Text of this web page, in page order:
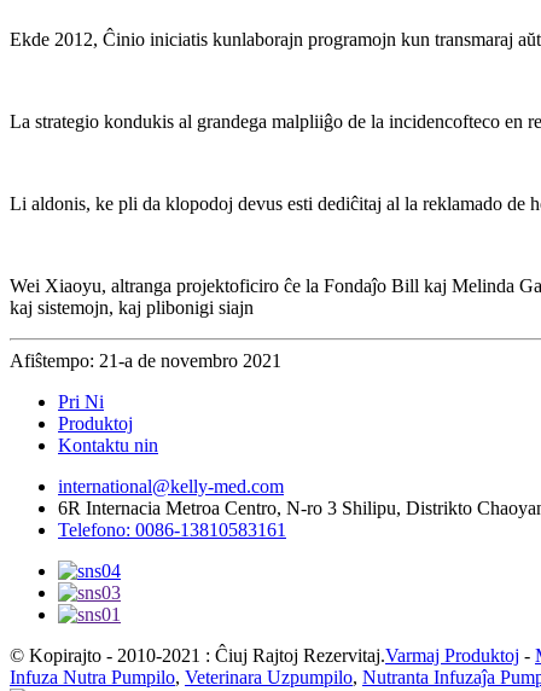
Ekde 2012, Ĉinio iniciatis kunlaborajn programojn kun transmaraj
La strategio kondukis al grandega malpliiĝo de la incidencofteco en
Li aldonis, ke pli da klopodoj devus esti dediĉitaj al la reklamado
Wei Xiaoyu, altranga projektoficiro ĉe la Fondaĵo Bill kaj Melinda
kaj sistemojn, kaj plibonigi siajn
Afiŝtempo: 21-a de novembro 2021
Pri Ni
Produktoj
Kontaktu nin
international@kelly-med.com
6R Internacia Metroa Centro, N-ro 3 Shilipu, Distrikto
Telefono: 0086-13810583161
© Kopirajto - 2010-2021 : Ĉiuj Rajtoj Rezervitaj.Varmaj Produktoj -
Infuza Nutra Pumpilo, Veterinara Uzpumpilo, Nutranta Infuzaĵa